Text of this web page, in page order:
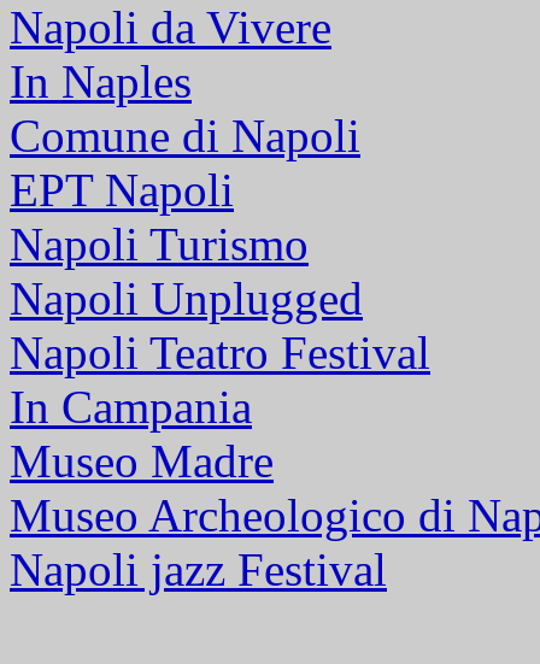
Napoli da Vivere
In Naples
Comune di Napoli
EPT Napoli
Napoli Turismo
Napoli Unplugged
Napoli Teatro Festival
In Campania
Museo Madre
Museo Archeologico di
Napoli jazz Festival